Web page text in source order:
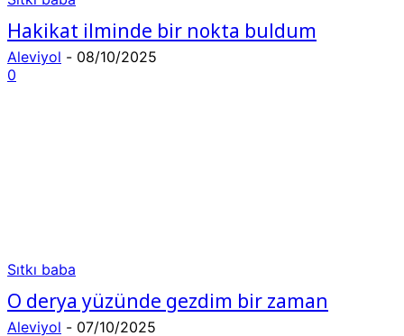
Hakikat ilminde bir nokta buldum
Aleviyol - 08/10/2025
0
Sıtkı baba
O derya yüzünde gezdim bir zaman
Aleviyol - 07/10/2025